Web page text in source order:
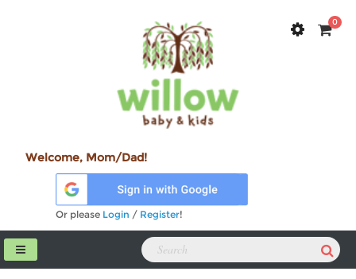
0
Welcome, Mom/Dad!
Or please Login / Register!